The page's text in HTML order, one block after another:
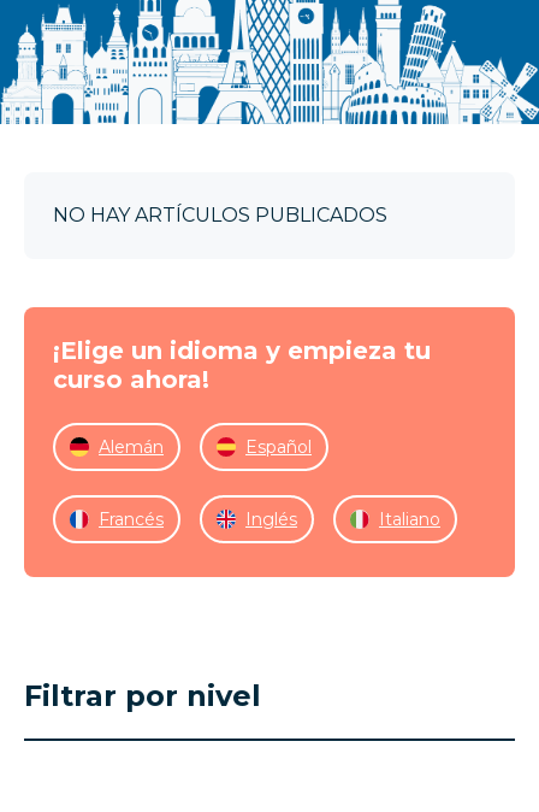
NO HAY ARTÍCULOS PUBLICADOS
¡Elige un idioma y empieza tu
curso ahora!
Alemán Español
Francés Inglés Italiano
Filtrar por nivel